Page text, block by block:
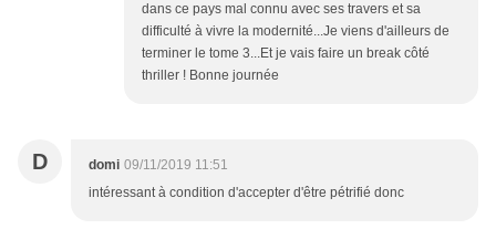
dans ce pays mal connu avec ses travers et sa
difficulté à vivre la modernité...Je viens d'ailleurs de
terminer le tome 3...Et je vais faire un break côté
thriller ! Bonne journée
D domi 09/11/2019 11:51
intéressant à condition d'accepter d'être pétrifié donc